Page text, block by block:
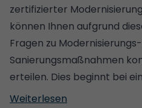
zertifizierter
können Ihnen aufgrund
Fragen zu
Sanierungsmaßnahmen
erteilen. Dies beginnt bei
Handwerkerempfehlung
Weiterlesen